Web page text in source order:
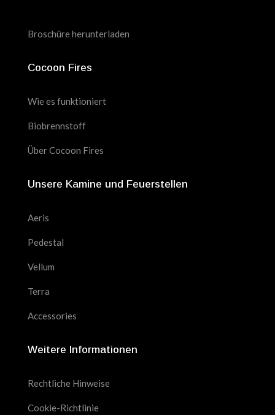
Broschüre herunterladen
Cocoon Fires
Wie es funktioniert
Biobrennstoff
Über Cocoon Fires
Unsere Kamine und Feuerstellen
Aeris
Pedestal
Vellum
Terra
Accessories
Weitere Informationen
Rechtliche Hinweise
Cookie-Richtlinie